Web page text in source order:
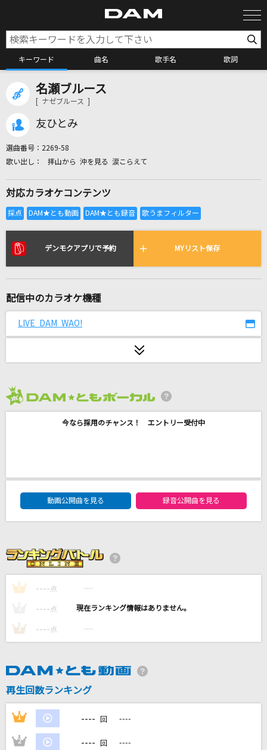
キーワード 曲名 歌手名 歌詞
カラオケ検索
全国りれき
リアルタイムで歌われている曲の一覧
[生音]やさしくなりたい
め組のひと
[生音]天ノ弱
一青 窈
[生音]ら・ら・ら
初恋サイダー
Ado
名瀬ブルース
[ ナゼブルース ]
友ひとみ
選曲番号： 2269-58
拝山から 沖を見る 涙こらえて
対応カラオケコンテンツ
デンモクアプリで予約 MYリスト保存
配信中のカラオケ機種
LIVE DAM WAO!
今なら採用のチャンス！ エントリー受付中
DAM★ともボーカルエントリーランキング
動画公開曲を見る
録音公開曲を見る
1 ---- 点 ----
---- 点 ----
3 ---- 点 ----
再生回数ランキング
1 ---- 回 ----
2 ---- 回 ----